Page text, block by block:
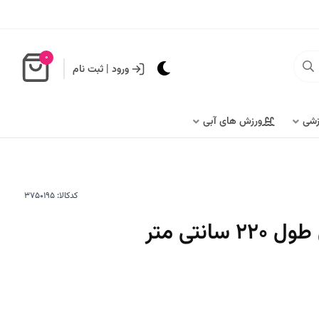
ورود | ثبت نام
0
ورزش های آبی
کدکالا:
متر